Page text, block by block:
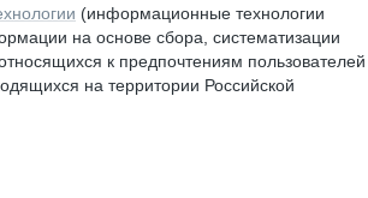
(информационные технологии
на основе сбора, систематизации
к предпочтениям пользователей
на территории Российской